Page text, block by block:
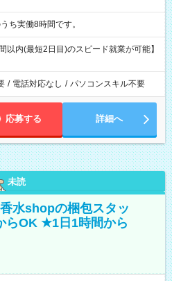
表記のうち実働8時間です。
以内(最短2日目)のスピード就業が可能】
/ 電話対応なし / パソコンスキル不要
応募する 詳細へ
未読
水shopの梱包スタッ
OK ★1日1時間から